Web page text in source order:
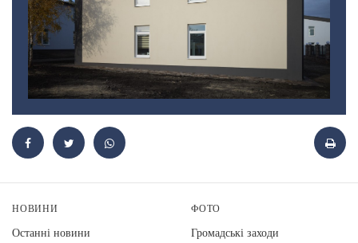
НОВИНИ
Останні новини
ФОТО
Громадські заходи